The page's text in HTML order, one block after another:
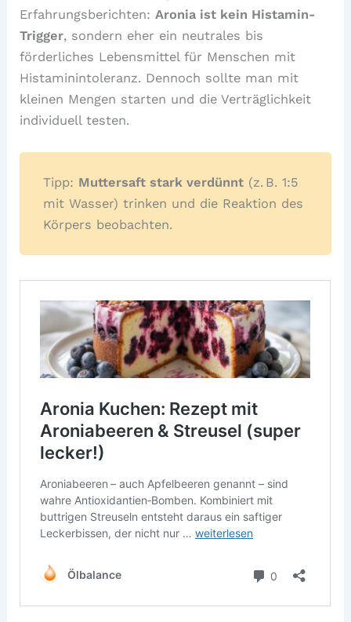
Erfahrungsberichten:Aronia ist kein Histamin-
Trigger, sondern eher ein neutrales bis
förderliches Lebensmittel für Menschen mit
Histaminintoleranz. Dennoch sollte man mit
kleinen Mengen starten und die Verträglichkeit
individuell testen.
Tipp: Muttersaft stark verdünnt (z. B. 1:5
mit Wasser) trinken und die Reaktion des
Körpers beobachten.